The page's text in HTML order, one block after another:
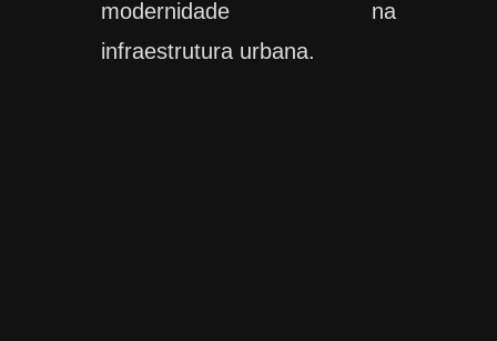
modernidade na
infraestrutura urbana.